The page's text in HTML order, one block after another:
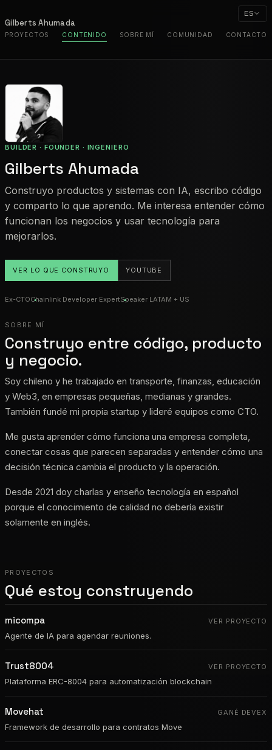
Gilberts Ahumada
PROYECTOS CONTENIDO SOBRE MÍ COMUNIDAD CONTACTO
ES
BUILDER · FOUNDER · INGENIERO
Gilberts Ahumada
Construyo productos y sistemas con IA, escribo código
y comparto lo que aprendo. Me interesa entender cómo
funcionan los negocios y usar tecnología para
mejorarlos.
VER LO QUE CONSTRUYO YOUTUBE
Ex-CTOChainlink Developer ExpertSpeaker LATAM + US
SOBRE MÍ
Construyo entre código, producto
y negocio.
Soy chileno y he trabajado en transporte, finanzas, educación
y Web3, en empresas pequeñas, medianas y grandes.
También fundé mi propia startup y lideré equipos como CTO.
Me gusta aprender cómo funciona una empresa completa,
conectar cosas que parecen separadas y entender cómo una
decisión técnica cambia el producto y la operación.
Desde 2021 doy charlas y enseño tecnología en español
porque el conocimiento de calidad no debería existir
solamente en inglés.
PROYECTOS
Qué estoy construyendo
micompa VER PROYECTO
Agente de IA para agendar reuniones.
Trust8004 VER PROYECTO
Plataforma ERC-8004 para automatización blockchain
Movehat GANÉ DEVEX
Framework de desarrollo para contratos Move